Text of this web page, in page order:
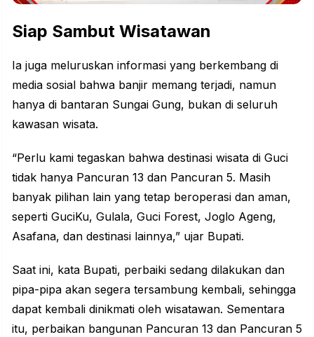
Siap Sambut Wisatawan
Ia juga meluruskan informasi yang berkembang di
media sosial bahwa banjir memang terjadi, namun
hanya di bantaran Sungai Gung, bukan di seluruh
kawasan wisata.
“Perlu kami tegaskan bahwa destinasi wisata di Guci
tidak hanya Pancuran 13 dan Pancuran 5. Masih
banyak pilihan lain yang tetap beroperasi dan aman,
seperti GuciKu, Gulala, Guci Forest, Joglo Ageng,
Asafana, dan destinasi lainnya,” ujar Bupati.
Saat ini, kata Bupati, perbaiki sedang dilakukan dan
pipa-pipa akan segera tersambung kembali, sehingga
dapat kembali dinikmati oleh wisatawan. Sementara
itu, perbaikan bangunan Pancuran 13 dan Pancuran 5